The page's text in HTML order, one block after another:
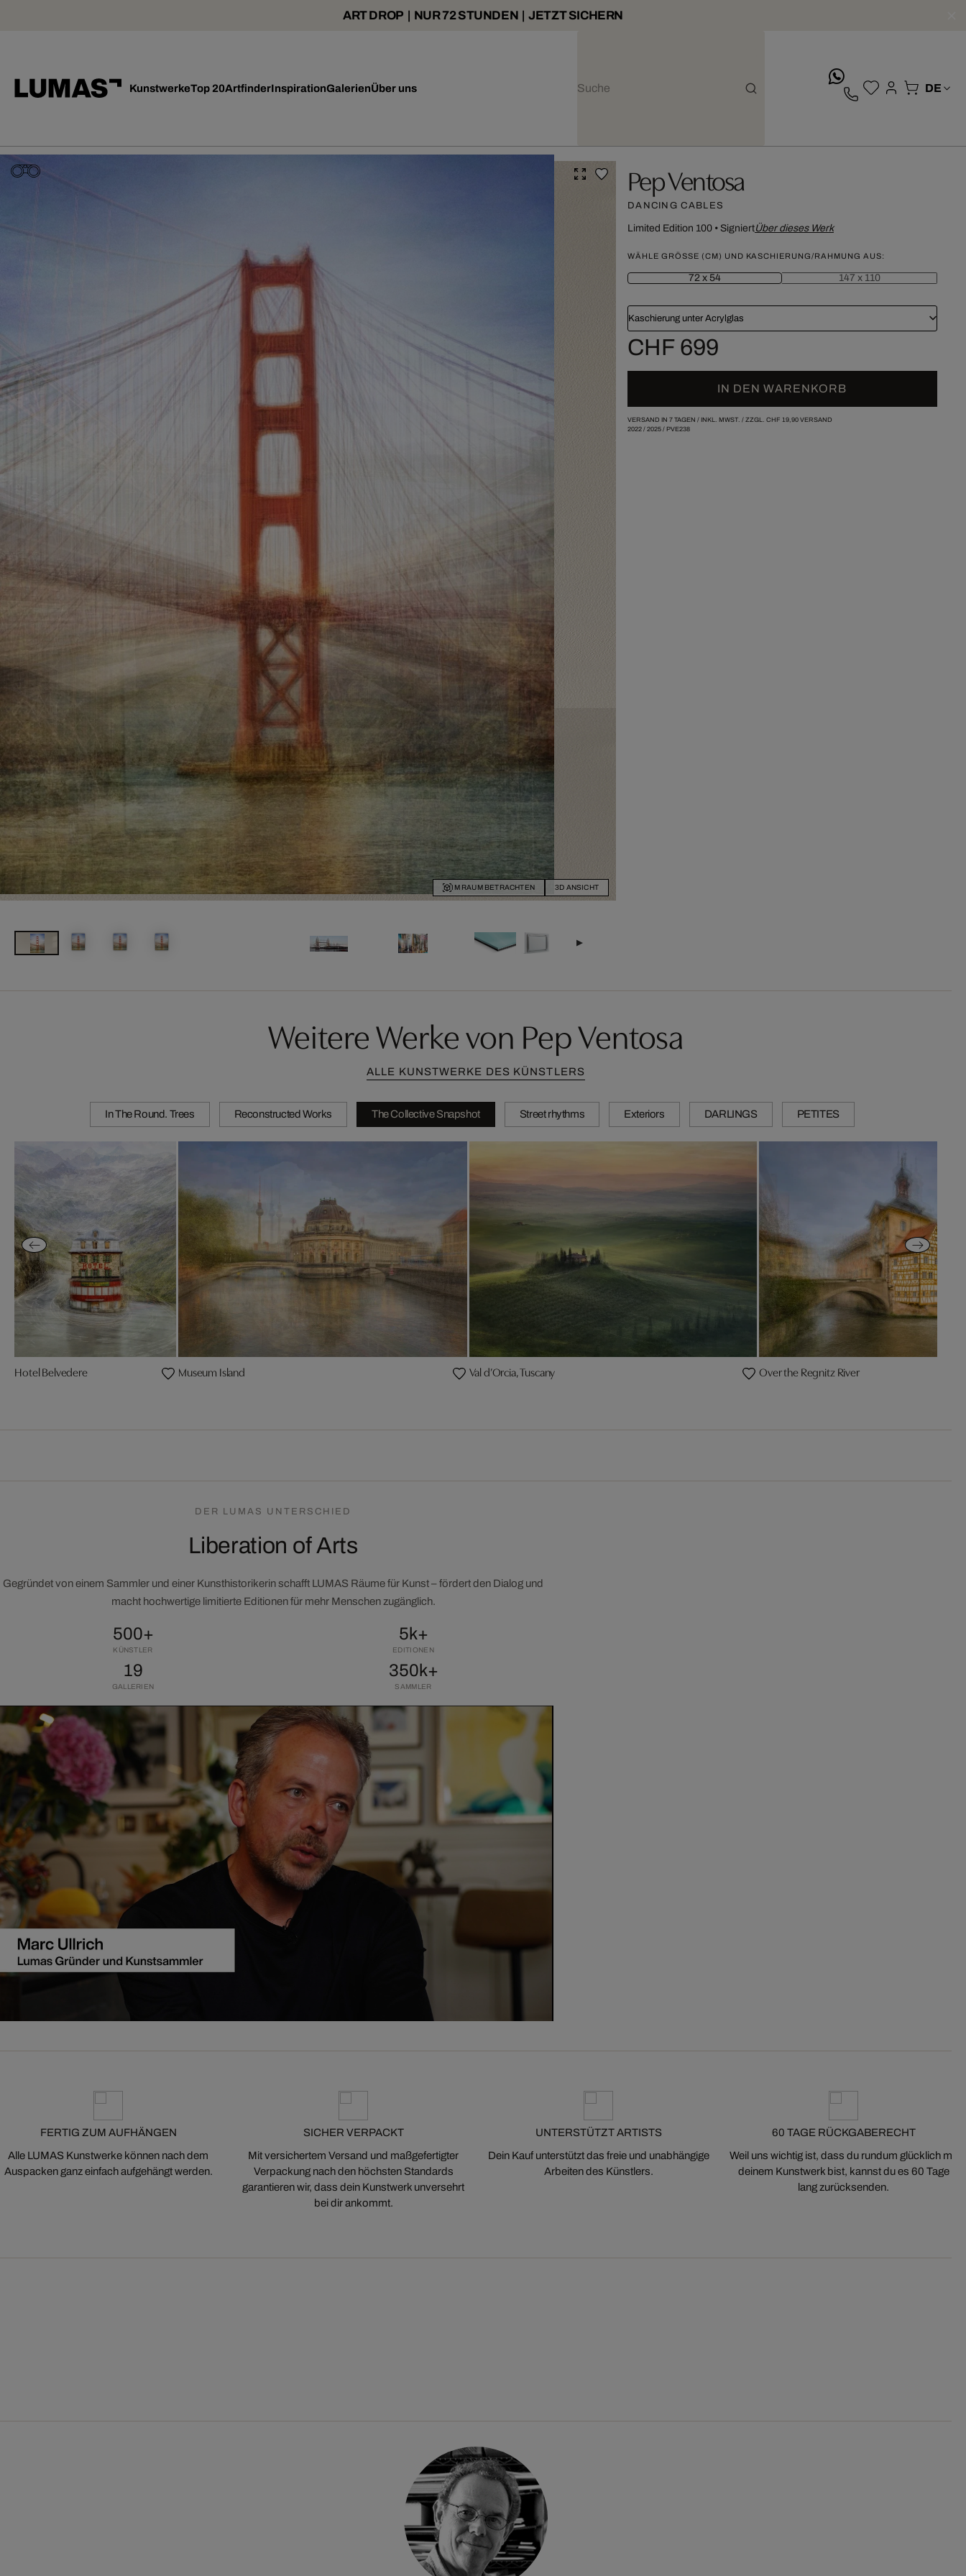
ART DROP | NUR 72 STUNDEN | JETZT SICHERN
KunstwerkeTop 20ArtfinderInspirationGalerienÜber uns
IM RAUM BETRACHTEN 3D ANSICHT
Pep Ventosa
DANCING CABLES
Limited Edition 100• SigniertÜber dieses Werk
WÄHLE GRÖSSE (CM) UND KASCHIERUNG/RAHMUNG AUS:
72 x 54 147 x 110
Kaschierung unter Acrylglas
CHF 699
IN DEN WARENKORB
VERSAND IN 7 TAGEN / INKL. MWST. / ZZGL. CHF 19,90VERSAND
2022/ 2025/ PVE238
Weitere Werke von Pep Ventosa
ALLE KUNSTWERKE DES KÜNSTLERS
In The Round. Trees Reconstructed Works The Collective Snapshot Street rhythms Exteriors DARLINGS PETITES
Hotel Belvedere Museum Island Val d’Orcia, Tuscany Over the Regnitz River
DER LUMAS UNTERSCHIED
Liberation of Arts
Gegründet von einem Sammler und einer Kunsthistorikerin schafft LUMAS Räume für Kunst – fördert den Dialog und
macht hochwertige limitierte Editionen für mehr Menschen zugänglich.
500+
KÜNSTLER
5k+
EDITIONEN
19
GALLERIEN
350k+
SAMMLER
FERTIG ZUM AUFHÄNGEN
Alle LUMAS Kunstwerke können nach dem
Auspacken ganz einfach aufgehängt werden.
SICHER VERPACKT
Mit versichertem Versand und maßgefertigter
Verpackung nach den höchsten Standards
garantieren wir, dass dein Kunstwerk unversehrt
bei dir ankommt.
UNTERSTÜTZT ARTISTS
Dein Kauf unterstützt das freie und unabhängige
Arbeiten des Künstlers.
60 TAGE RÜCKGABERECHT
Weil uns wichtig ist, dass du rundum glücklich mit
deinem Kunstwerk bist, kannst du es 60 Tage
lang zurücksenden.